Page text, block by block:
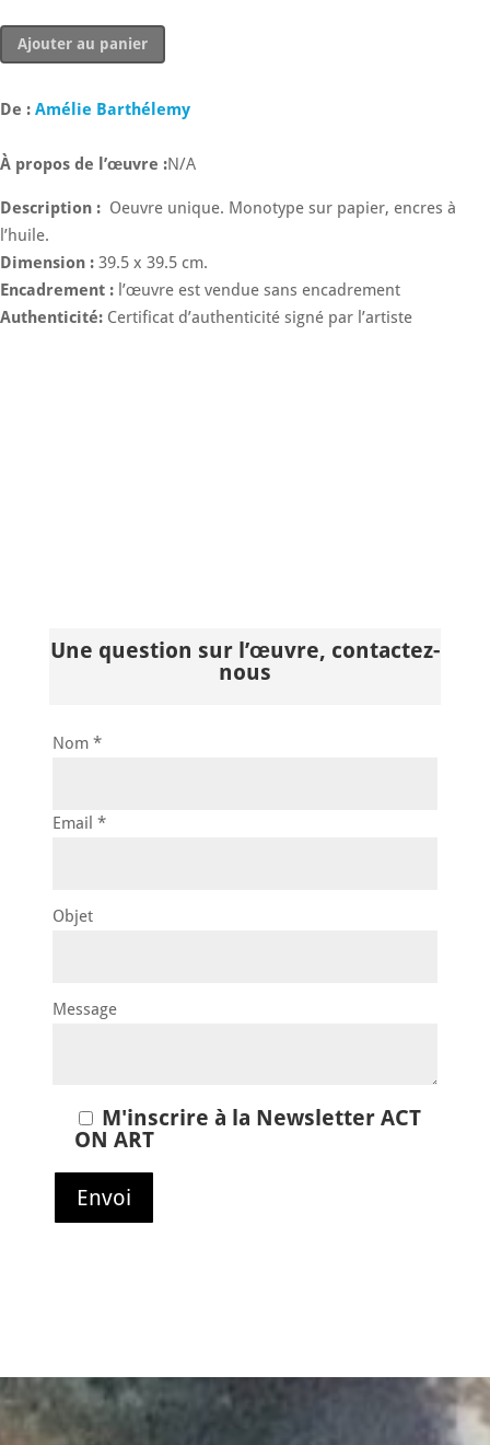
quantité
2
Ajouter au panier
De : Amélie Barthélemy
À propos de l’œuvre :N/A
Description : Oeuvre unique. Monotype sur papier, encres à
l’huile.
Dimension : 39.5 x 39.5 cm.
Encadrement : l’œuvre est vendue sans encadrement
Authenticité: Certificat d’authenticité signé par l’artiste
Une question sur l’œuvre, contactez-
nous
Nom *
Email *
Objet
Message
M'inscrire à la Newsletter ACT
ON ART